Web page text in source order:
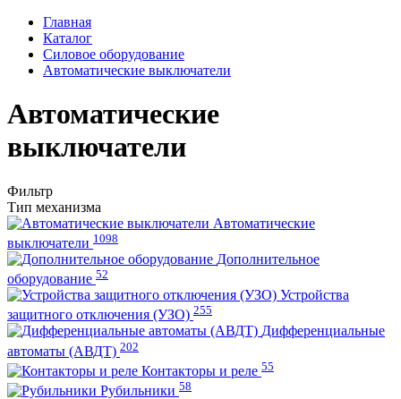
Главная
Каталог
Силовое оборудование
Автоматические выключатели
Автоматические
выключатели
Фильтр
Тип механизма
Автоматические
выключатели 1098
Дополнительное
оборудование 52
Устройства
защитного отключения (УЗО) 255
Дифференциальные
автоматы (АВДТ) 202
Контакторы и реле 55
Рубильники 58